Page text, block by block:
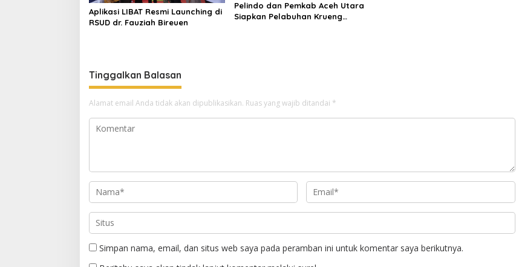
Aplikasi LIBAT Resmi Launching di
RSUD dr. Fauziah Bireuen
Pelindo dan Pemkab Aceh Utara
Siapkan Pelabuhan Krueng
Tinggalkan Balasan
Alamat email Anda tidak akan dipublikasikan. Ruas yang wajib ditandai *
Simpan nama, email, dan situs web saya pada peramban ini untuk komentar saya berikutnya.